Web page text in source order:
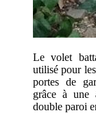
Le volet
utilisé pour
portes de
grâce à une
double paroi